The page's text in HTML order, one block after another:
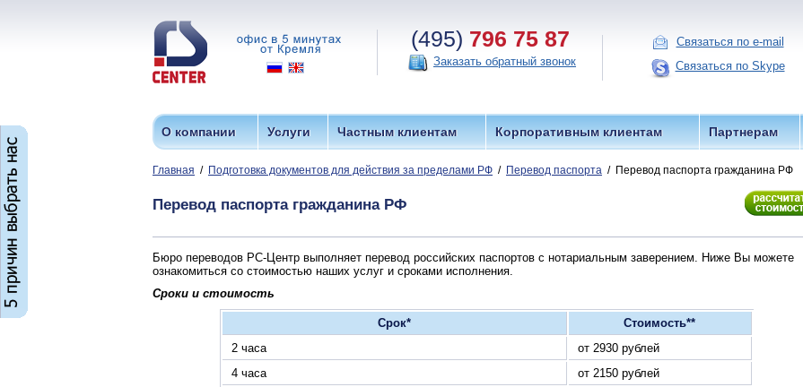
(495) 796 75 87
Заказать обратный звонок
Связаться по e-mail
Связаться по Skype
О компании Услуги Частным клиентам Корпоративным клиентам Партнерам
Главная / Подготовка документов для действия за пределами РФ / Перевод паспорта / Перевод паспорта гражданина РФ
Перевод паспорта гражданина РФ
Бюро переводов РС-Центр выполняет перевод российских паспортов с нотариальным заверением. Ниже Вы можете
ознакомиться со стоимостью наших услуг и сроками исполнения.
Сроки и стоимость
Срок*
Стоимость**
2 часа
от 2930 рублей
4 часа
от 2150 рублей